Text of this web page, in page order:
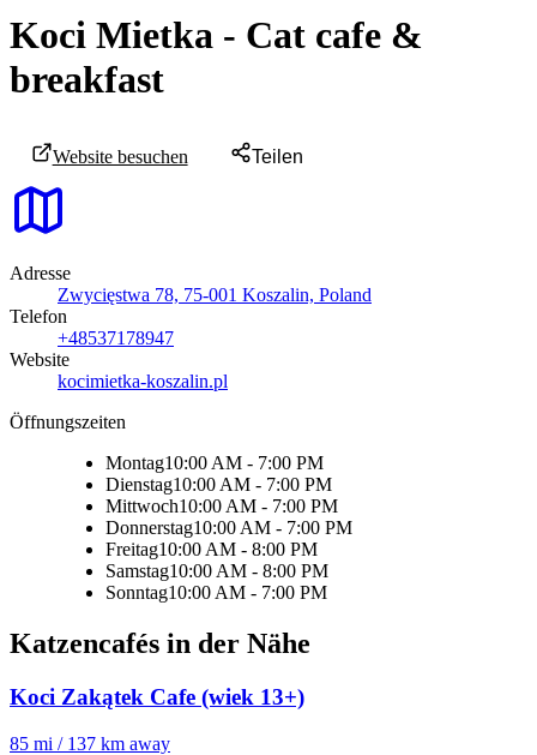
Koci Mietka - Cat cafe &
breakfast
Website besuchen Teilen
Adresse
Zwycięstwa 78, 75-001 Koszalin, Poland
Telefon
+48537178947
Website
kocimietka-koszalin.pl
Öffnungszeiten
Montag10:00 AM - 7:00 PM
Dienstag10:00 AM - 7:00 PM
Mittwoch10:00 AM - 7:00 PM
Donnerstag10:00 AM - 7:00 PM
Freitag10:00 AM - 8:00 PM
Samstag10:00 AM - 8:00 PM
Sonntag10:00 AM - 7:00 PM
Katzencafés in der Nähe
Koci Zakątek Cafe (wiek 13+)
85 mi / 137 km away